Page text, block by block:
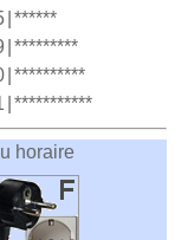
******
*********
**********
***********
horaire